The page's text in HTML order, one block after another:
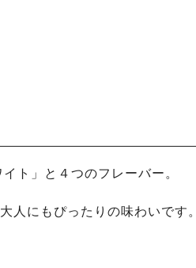
ト」と４つのフレーバー。
人にもぴったりの味わいです。